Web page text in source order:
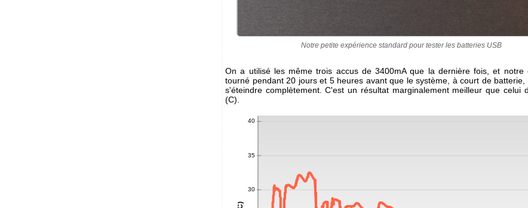
Notre petite expérience standard pour tester les batteries USB
On a utilisé les même trois accus de 3400mA que la dernière fois, et notre
tourné pendant 20 jours et 5 heures avant que le système, à court de batterie,
s'éteindre complètement. C'est un résultat marginalement meilleur que celui
(C).